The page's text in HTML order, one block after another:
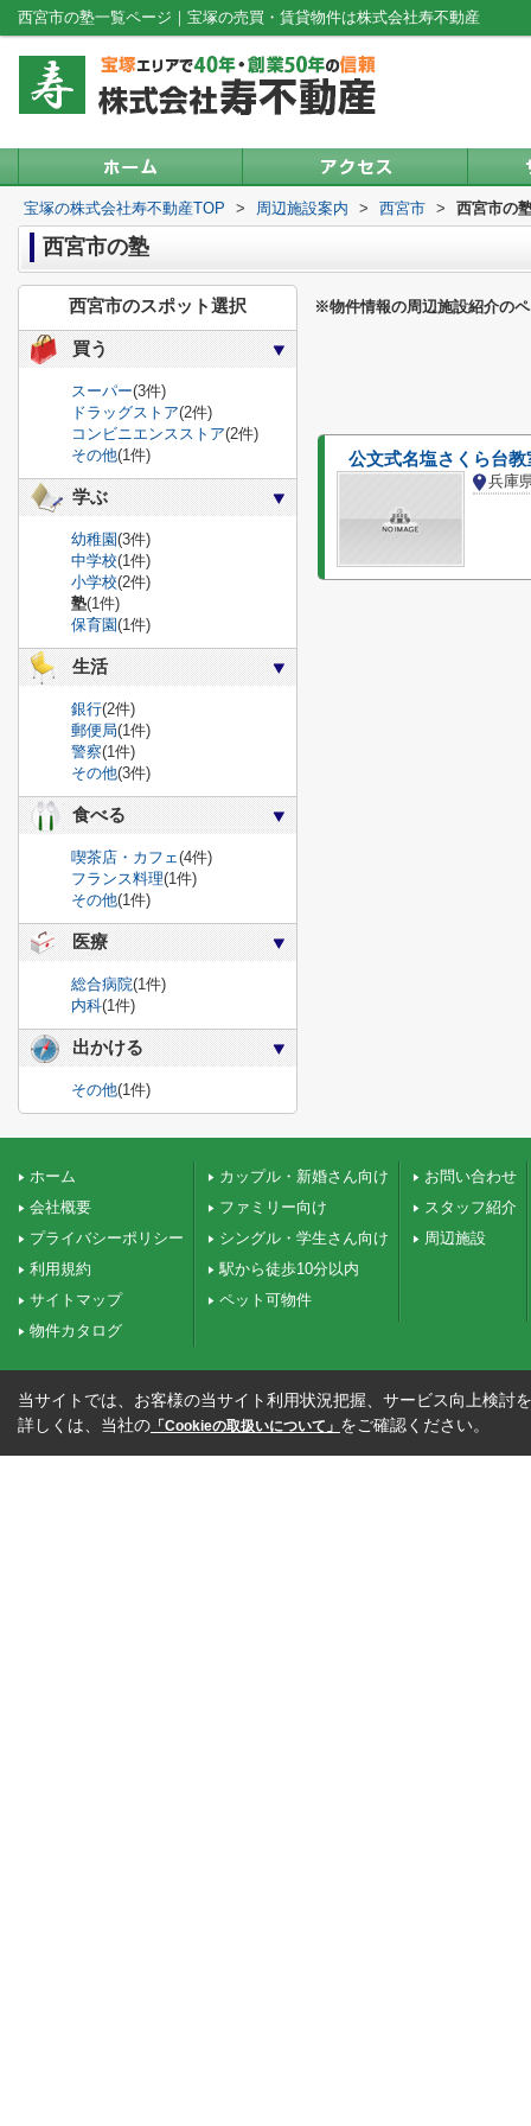
西宮市の塾一覧ページ｜宝塚の売買・賃貸物件は株式会社寿不動産
宝塚の株式会社寿不動産TOP > 周辺施設案内 > 西宮市 > 西宮市の
西宮市の塾
※物件情報の周辺施設紹介の
公文式名塩さくら台教
西宮市のスポット選択
買う
スーパー(3件)
ドラッグストア(2件)
コンビニエンスストア(2件)
その他(1件)
学ぶ
幼稚園(3件)
中学校(1件)
小学校(2件)
塾(1件)
保育園(1件)
生活
銀行(2件)
郵便局(1件)
警察(1件)
その他(3件)
食べる
喫茶店・カフェ(4件)
フランス料理(1件)
その他(1件)
医療
総合病院(1件)
内科(1件)
出かける
その他(1件)
ホーム
会社概要
プライバシーポリシー
利用規約
サイトマップ
物件カタログ
カップル・新婚さん向け
ファミリー向け
シングル・学生さん向け
駅から徒歩10分以内
ペット可物件
お問い合わせ
スタッフ紹介
周辺施設
当サイトでは、お客様の当サイト利用状況把握、サービス向上検討
詳しくは、当社の 「Cookieの取扱いについて」 をご確認ください。